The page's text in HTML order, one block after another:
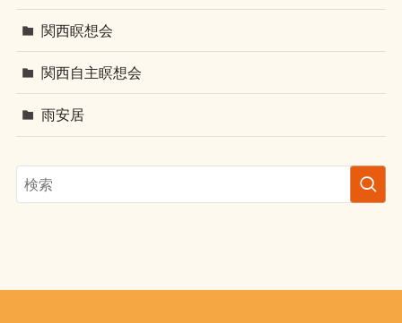
関西瞑想会
関西自主瞑想会
雨安居